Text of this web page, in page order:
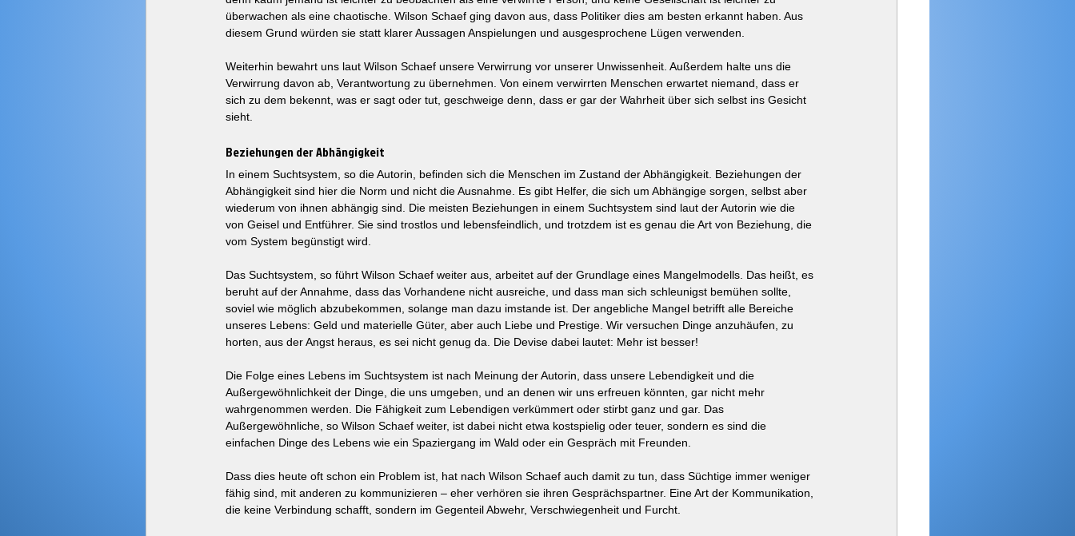
überwachen als eine chaotische. Wilson Schaef ging davon aus, dass Politiker dies am besten erkannt haben. Aus
diesem Grund würden sie statt klarer Aussagen Anspielungen und ausgesprochene Lügen verwenden.
Weiterhin bewahrt uns laut Wilson Schaef unsere Verwirrung vor unserer Unwissenheit. Außerdem halte uns die
Verwirrung davon ab, Verantwortung zu übernehmen. Von einem verwirrten Menschen erwartet niemand, dass er
sich zu dem bekennt, was er sagt oder tut, geschweige denn, dass er gar der Wahrheit über sich selbst ins Gesicht
sieht.
Beziehungen der Abhängigkeit
In einem Suchtsystem, so die Autorin, befinden sich die Menschen im Zustand der Abhängigkeit. Beziehungen der
Abhängigkeit sind hier die Norm und nicht die Ausnahme. Es gibt Helfer, die sich um Abhängige sorgen, selbst aber
wiederum von ihnen abhängig sind. Die meisten Beziehungen in einem Suchtsystem sind laut der Autorin wie die
von Geisel und Entführer. Sie sind trostlos und lebensfeindlich, und trotzdem ist es genau die Art von Beziehung, die
vom System begünstigt wird.
Das Suchtsystem, so führt Wilson Schaef weiter aus, arbeitet auf der Grundlage eines Mangelmodells. Das heißt, es
beruht auf der Annahme, dass das Vorhandene nicht ausreiche, und dass man sich schleunigst bemühen sollte,
soviel wie möglich abzubekommen, solange man dazu imstande ist. Der angebliche Mangel betrifft alle Bereiche
unseres Lebens: Geld und materielle Güter, aber auch Liebe und Prestige. Wir versuchen Dinge anzuhäufen, zu
horten, aus der Angst heraus, es sei nicht genug da. Die Devise dabei lautet: Mehr ist besser!
Die Folge eines Lebens im Suchtsystem ist nach Meinung der Autorin, dass unsere Lebendigkeit und die
Außergewöhnlichkeit der Dinge, die uns umgeben, und an denen wir uns erfreuen könnten, gar nicht mehr
wahrgenommen werden. Die Fähigkeit zum Lebendigen verkümmert oder stirbt ganz und gar. Das
Außergewöhnliche, so Wilson Schaef weiter, ist dabei nicht etwa kostspielig oder teuer, sondern es sind die
einfachen Dinge des Lebens wie ein Spaziergang im Wald oder ein Gespräch mit Freunden.
Dass dies heute oft schon ein Problem ist, hat nach Wilson Schaef auch damit zu tun, dass Süchtige immer weniger
fähig sind, mit anderen zu kommunizieren – eher verhören sie ihren Gesprächspartner. Eine Art der Kommunikation,
die keine Verbindung schafft, sondern im Gegenteil Abwehr, Verschwiegenheit und Furcht.